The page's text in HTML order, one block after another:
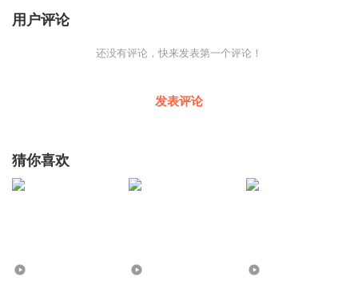
用户评论
还没有评论，快来发表第一个评论！
发表评论
猜你喜欢